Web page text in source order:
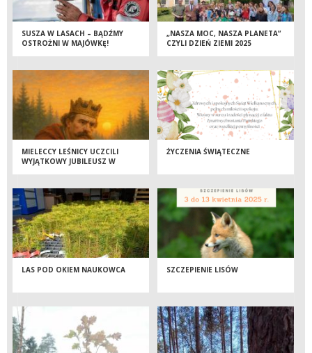
SUSZA W LASACH – BĄDŹMY
OSTROŻNI W MAJÓWKĘ!
„NASZA MOC, NASZA PLANETA”
CZYLI DZIEŃ ZIEMI 2025
MIELECCY LEŚNICY UCZCILI
WYJĄTKOWY JUBILEUSZ W
ŻYCZENIA ŚWIĄTECZNE
LAS POD OKIEM NAUKOWCA SZCZEPIENIE LISÓW